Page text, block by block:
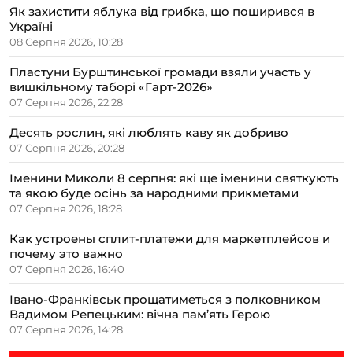
Як захистити яблука від грибка, що поширився в
Україні
08 Серпня 2026, 10:28
Пластуни Бурштинської громади взяли участь у
вишкільному таборі «Гарт-2026»
07 Серпня 2026, 22:28
Десять рослин, які люблять каву як добриво
07 Серпня 2026, 20:28
Іменини Миколи 8 серпня: які ще іменини святкують
та якою буде осінь за народними прикметами
07 Серпня 2026, 18:28
Как устроены сплит-платежи для маркетплейсов и
почему это важно
07 Серпня 2026, 16:40
Івано-Франківськ прощатиметься з полковником
Вадимом Репецьким: вічна пам’ять Герою
07 Серпня 2026, 14:28